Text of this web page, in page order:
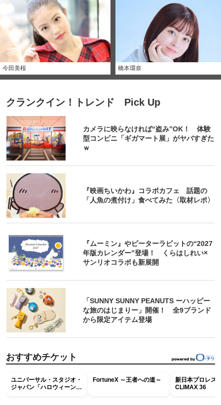
今田美桜 橋本環奈
クランクイン！トレンド Pick Up
カメラに映らなければ“盗み”OK！ 体験
型コンビニ「ギガマート展」がヤバすぎた
ｗ
『映画ちいかわ』コラボカフェ 話題の
「人魚の煮付け」食べてみた〈取材レポ〉
『ムーミン』やピーターラビットの“2027
年版カレンダー”登場！ くらはしれい×
サンリオコラボも新展開
「SUNNY SUNNY PEANUTS ーハッピー
な旅のはじまりー」開催！ 全9ブランド
から限定アイテム登場
おすすめチケット
ユニバーサル・スタジオ・
ジャパン「ハロウィーン・
FortuneX ～王者への道～
新日本プロレス
CLIMAX 36